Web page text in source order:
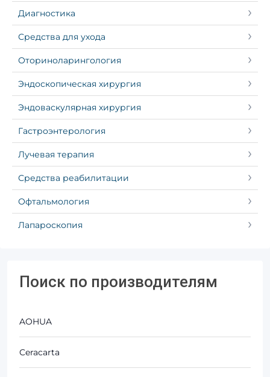
Диагностика
Средства для ухода
Оториноларингология
Эндоскопическая хирургия
Эндоваскулярная хирургия
Гастроэнтерология
Лучевая терапия
Средства реабилитации
Офтальмология
Лапароскопия
Поиск по производителям
AOHUA
Ceracarta